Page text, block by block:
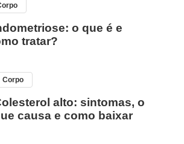
o que é e
tratar?
Corpo
alto: sintomas, o
causa e como baixar